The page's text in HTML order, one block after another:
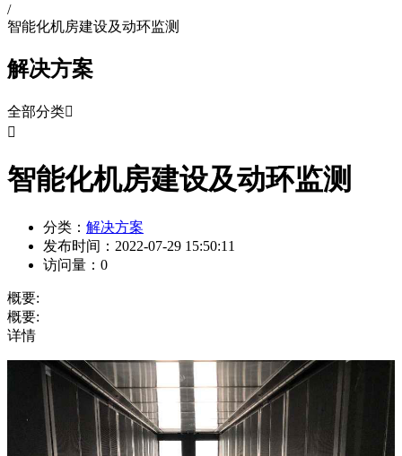
/
智能化机房建设及动环监测
解决方案
全部分类

智能化机房建设及动环监测
分类： 解决方案
发布时间： 2022-07-29 15:50:11
访问量： 0
概要:
概要:
详情